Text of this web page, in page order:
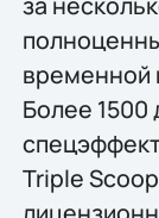
временной
Более
Triple